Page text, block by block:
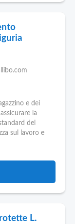
e dei
la
del
sul lavoro e
L.